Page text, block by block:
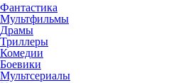
Фантастика
Мультфильмы
Драмы
Триллеры
Комедии
Боевики
Мультсериалы